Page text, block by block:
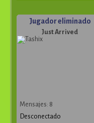
Jugador eliminado
Just Arrived
Mensajes: 8
Desconectado